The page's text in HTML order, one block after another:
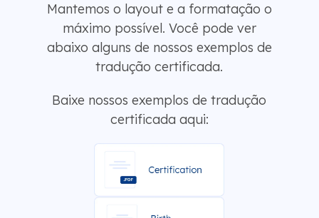
Mantemos o layout e a formatação o
máximo possível. Você pode ver
abaixo alguns de nossos exemplos de
tradução certificada.
Baixe nossos exemplos de tradução
certificada aqui: